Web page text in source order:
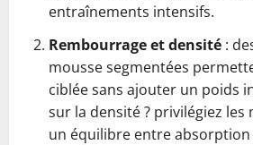
entraînements intensifs.
Rembourrage et densité :
mousse segmentées
ciblée sans ajouter un poids
sur la densité ? privilégiez
un équilibre entre absorption